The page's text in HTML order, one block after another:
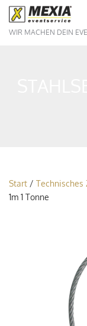
WIR MACHEN DEIN
Start / Technisches
1m 1 Tonne